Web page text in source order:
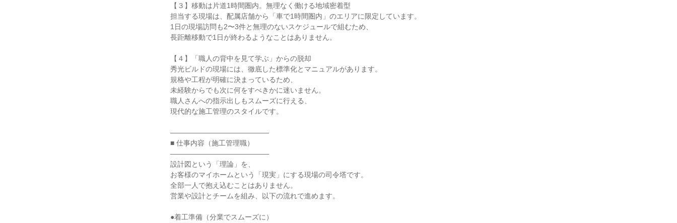
【３】移動は片道1時間圏内。無理なく働ける地域密着型
担当する現場は、配属店舗から「車で1時間圏内」のエリアに限定しています。
1日の現場訪問も2〜3件と無理のないスケジュールで組むため、
長距離移動で1日が終わるようなことはありません。
【４】「職人の背中を見て学ぶ」からの脱却
秀光ビルドの現場には、徹底した標準化とマニュアルがあります。
規格や工程が明確に決まっているため、
未経験からでも次に何をすべきかに迷いません。
職人さんへの指示出しもスムーズに行える、
現代的な施工管理のスタイルです。
――――――――――――――
■ 仕事内容（施工管理職）
――――――――――――――
設計図という「理論」を、
お客様のマイホームという「現実」にする現場の司令塔です。
全部一人で抱え込むことはありません。
営業や設計とチームを組み、以下の流れで進めます。
●着工準備（分業でスムーズに）